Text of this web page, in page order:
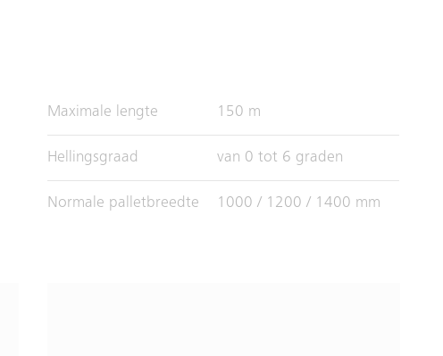
Maximale lengte 150 m
Hellingsgraad van 0 tot 6 graden
Normale palletbreedte 1000 / 1200 / 1400 mm